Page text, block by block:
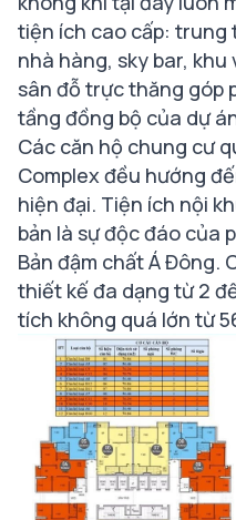
tiện ích cao cấp: trung
nhà hàng, sky bar,
sân đỗ trực thăng góp
tầng đồng bộ của dự
Các căn hộ chung cư
Complex đều hướng
hiện đại. Tiện ích nội
bản là sự độc đáo của
Bản đậm chất Á Đông.
thiết kế đa dạng từ 2
tích không quá lớn từ